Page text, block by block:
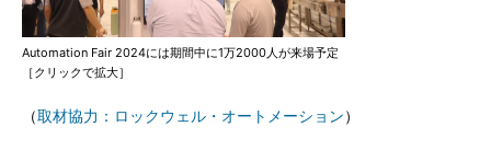
Automation Fair 2024には期間中に1万2000人が来場予定
［クリックで拡大］
（取材協力：ロックウェル・オートメーション）